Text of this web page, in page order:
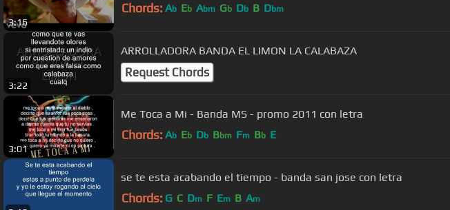
3:16
Chords: Ab Eb Abm Gb Db B Dbm
3:22
ARROLLADORA BANDA EL LIMON LA CALABAZA
Request Chords
3:01
Me Toca a Mi - Banda MS - promo 2011 con letra
Chords: Ab Eb Db Bbm Fm Bb E
se te esta acabando el tiempo - banda san jose con letra
Chords: G C Dm F Em B Am